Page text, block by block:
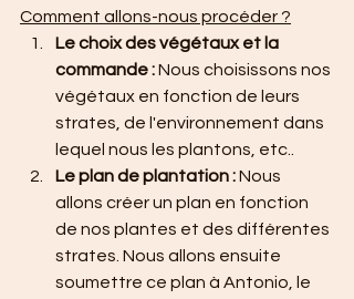
Comment allons-nous procéder ?
Le choix des végétaux et la
commande : Nous choisissons nos
végétaux en fonction de leurs
strates, de l'environnement dans
lequel nous les plantons, etc..
Le plan de plantation : Nous
allons créer un plan en fonction
de nos plantes et des différentes
strates. Nous allons ensuite
soumettre ce plan à Antonio, le